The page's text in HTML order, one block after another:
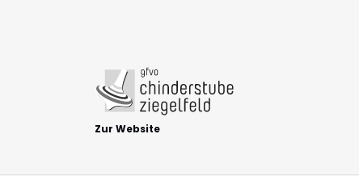
Zur Website